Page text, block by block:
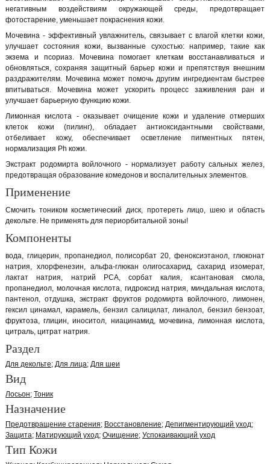
негативным воздействиям окружающей среды, предотвращает
фотостарение, уменьшает покраснения кожи.
Мочевина - эффективный увлажнитель, связывает с влагой клетки кожи,
улучшает состояния кожи, вызванные сухостью: например, такие как
экзема и псориаз. Мочевина помогает клеткам восстанавливаться и
обновляться, сохраняя защитный барьер кожи и препятствуя внешним
раздражителям. Мочевина может помочь другим ингредиентам быстрее
впитываться. Мочевина может ускорить процесс заживления ран и
улучшает барьерную функцию кожи.
Лимонная кислота - оказывает очищение кожи и удаление отмерших
клеток кожи (пилинг), обладает антиоксидантными свойствами,
отбеливает кожу, обеспечивает осветление пигментных пятен,
нормализация Ph кожи.
Экстракт родомирта войлочного - нормализует работу сальных желез,
предотвращая образование комедонов и воспалительных элементов.
Применение
Смочить тоником косметический диск, протереть лицо, шею и область
декольте. Не применять для периорбитальной зоны!
Компоненты
вода, глицерин, пропанедиол, полисорбат 20, феноксиэтанол, глюконат
натрия, хлорфенезин, альфа-глюкан олигосахарид, сахарид изомерат,
лактат натрия, натрий РСА, сорбат калия, ксантановая смола,
пропанедиол, молочная кислота, гидроксид натрия, миндальная кислота,
пантенол, отдушка, экстракт фруктов родомирта войлочного, лимонен,
гексил цинамал, карамель, бензил салицилат, линалол, бензил бензоат,
фруктоза, глицин, иноситол, ниацинамид, мочевина, лимонная кислота,
цитраль, цитрат натрия.
Раздел
Для декольте Для лица Для шеи
Вид
Лосьон Тоник
Назначение
Предотвращение старения Восстановление Депигментирующий уход
Защита Матирующий уход Очищение Успокаивающий уход
Тип Кожи